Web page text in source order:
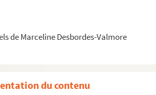
de Marceline Desbordes-Valmore
Busnach, née Rodriguez Gradin.
et Mélanie Waldordu contenu